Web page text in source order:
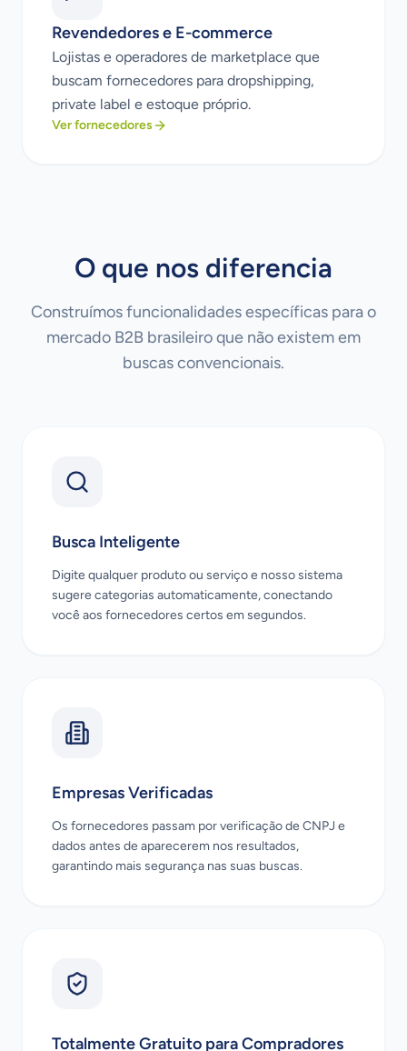
Revendedores e E-commerce
Lojistas e operadores de marketplace que
buscam fornecedores para dropshipping,
private label e estoque próprio.
Ver fornecedores
O que nos diferencia
Construímos funcionalidades específicas para o
mercado B2B brasileiro que não existem em
buscas convencionais.
Busca Inteligente
Digite qualquer produto ou serviço e nosso sistema
sugere categorias automaticamente, conectando
você aos fornecedores certos em segundos.
Empresas Verificadas
Os fornecedores passam por verificação de CNPJ e
dados antes de aparecerem nos resultados,
garantindo mais segurança nas suas buscas.
Totalmente Gratuito para Compradores